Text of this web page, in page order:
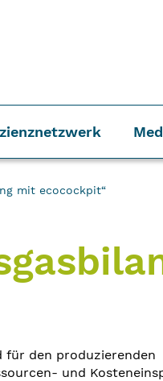
mit ecocockpit“
für den produzierenden
und